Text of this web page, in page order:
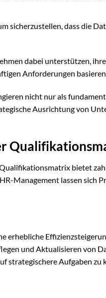
sicherzustellen, dass die
dabei unterstützen,
Anforderungen
nicht nur als
Ausrichtung von
bietet
Management lassen sich
erhebliche
und Aktualisieren von
strategischere Aufgaben zu